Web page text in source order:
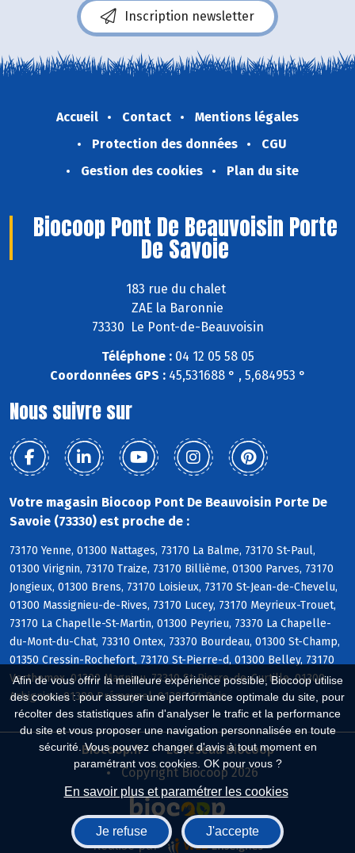
Afin de vous offrir la meilleure expérience possible, Biocoop utilise
des cookies : pour assurer une performance optimale du site, pour
récolter des statistiques afin d'analyser le trafic et la performance
du site et vous proposer une navigation personnalisée en toute
sécurité. Vous pouvez changer d'avis à tout moment en
paramétrant vos cookies. OK pour vous ?
En savoir plus et paramétrer les cookies
Je refuse J'accepte
Inscription newsletter
Accueil Contact
Mentions légales
Protection des données
CGU
Gestion des cookies
Plan du site
Biocoop Pont De Beauvoisin Porte
De Savoie
183 rue du chalet
ZAE la Baronnie
73330 Le Pont-de-Beauvoisin
Téléphone :04 12 05 58 05
Coordonnées GPS :45,531688 ° , 5,684953 °
Nous suivre sur
Votre magasin Biocoop Pont De Beauvoisin Porte De
Savoie (73330) est proche de :
73170 Yenne, 01300 Nattages, 73170 La Balme, 73170 St-Paul,
01300 Virignin, 73170 Traize, 73170 Billième, 01300 Parves, 73170
Jongieux, 01300 Brens, 73170 Loisieux, 73170 St-Jean-de-Chevelu,
01300 Massignieu-de-Rives, 73170 Lucey, 73170 Meyrieux-Trouet,
73170 La Chapelle-St-Martin, 01300 Peyrieu, 73370 La Chapelle-
du-Mont-du-Chat, 73310 Ontex, 73370 Bourdeau, 01300 St-Champ,
01350 Cressin-Rochefort, 73170 St-Pierre-d, 01300 Belley, 73170
Verthemex, 01300 Magnieu, 73310 St-Pierre-de-Curtille, 01300
Arbignieu, 01300 Prémeyzel, 01300 St-Bois
Biocoop.fr
Le réseau Biocoop
Copyright Biocoop 2026
Réalisé par